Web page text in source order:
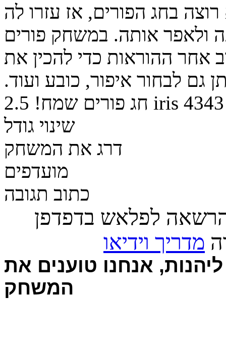
בחג הפורים, אז עזרו לה
ולאפר אותה. במשחק פורים
אחר ההוראות כדי להכין את
גם לבחור איפור, כובע ועוד.
חג פורים שמח! 2.5 iris 4343
שינוי גודל
דרג את המשחק
מועדפים
כתוב תגובה
לפלאש בדפדפן
מדריך וידיאו
אנחנו טוענים את
המשחק